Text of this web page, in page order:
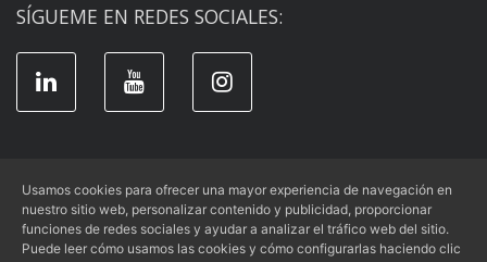
SÍGUEME EN REDES SOCIALES:
Aviso Legal | Condiciones de Uso |
Política de Privacidad | Política de Cookies
Usamos cookies para ofrecer una mayor experiencia de navegación en
nuestro sitio web, personalizar contenido y publicidad, proporcionar
funciones de redes sociales y ayudar a analizar el tráfico web del sitio.
Puede leer cómo usamos las cookies y cómo configurarlas haciendo clic